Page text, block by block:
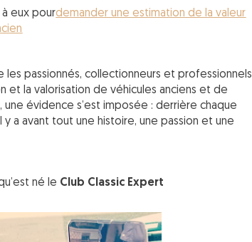
eux pourdemander une estimation de la valeur
les passionnés, collectionneurs et professionnels
et la valorisation de véhicules anciens et de
une évidence s’est imposée : derrière chaque
a avant tout une histoire, une passion et une
né le Club Classic Expert